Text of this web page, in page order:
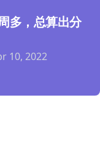
多，总算出分
10, 2022